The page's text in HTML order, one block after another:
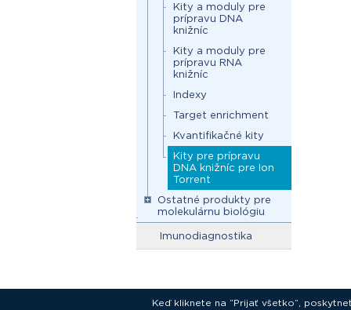
Kity a moduly pre
prípravu DNA
knižníc
Kity a moduly pre
prípravu RNA
knižníc
Indexy
Target enrichment
Kvantifikačné kity
Kity pre prípravu
DNA knižníc pre Ion
Torrent
Ostatné produkty pre
molekulárnu biológiu
Imunodiagnostika
Keď kliknete na “Prijať všetko”,